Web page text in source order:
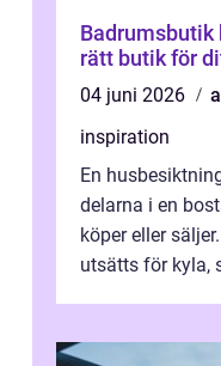
Badrumsbutik
rätt butik för
04 juni 2026
inspiration
En
delarna i en
köper eller
utsätts för kyla,